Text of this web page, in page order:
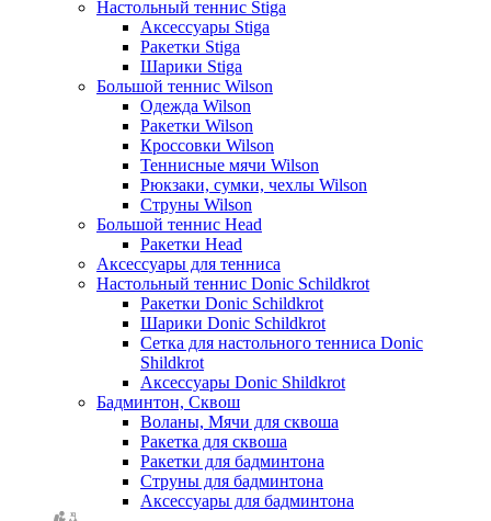
Настольный теннис Stiga
Аксессуары Stiga
Ракетки Stiga
Шарики Stiga
Большой теннис Wilson
Одежда Wilson
Ракетки Wilson
Кроссовки Wilson
Теннисные мячи Wilson
Рюкзаки, сумки, чехлы Wilson
Струны Wilson
Большой теннис Head
Ракетки Head
Аксессуары для тенниса
Настольный теннис Donic Schildkrot
Ракетки Donic Schildkrot
Шарики Donic Schildkrot
Сетка для настольного тенниса Donic
Shildkrot
Аксессуары Donic Shildkrot
Бадминтон, Сквош
Воланы, Мячи для сквоша
Ракетка для сквоша
Ракетки для бадминтона
Струны для бадминтона
Аксессуары для бадминтона